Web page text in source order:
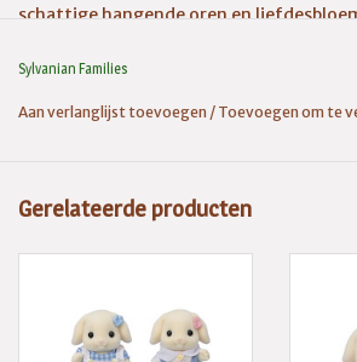
schattige hangende oren en
verwisseld en de bloemen in het boeket
verschillende stijlen te creëren. De
Sylvanian Families
Aan verlanglijst toevoegen / Toevoegen om te
Gerelateerde producten